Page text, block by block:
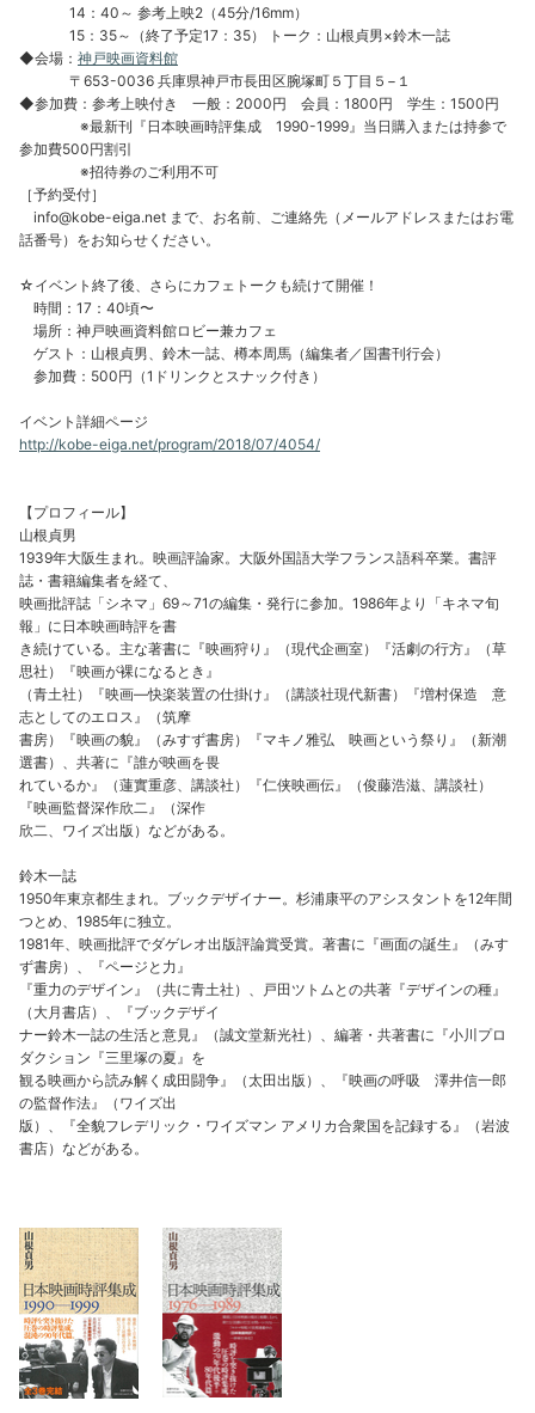
14：40～ 参考上映2（45分/16mm）
15：35～（終了予定17：35） トーク：山根貞男×鈴木一誌
◆会場： 神戸映画資料館
〒653-0036 兵庫県神戸市長田区腕塚町５丁目５−１
◆参加費：参考上映付き 一般：2000円 会員：1800円 学生：1500円
※最新刊『日本映画時評集成 1990-1999』当日購入または持参で
参加費500円割引
※招待券のご利用不可
［予約受付］
info@kobe-eiga.net まで、お名前、ご連絡先（メールアドレスまたはお電
話番号）をお知らせください。
☆イベント終了後、さらにカフェトークも続けて開催！
時間：17：40頃〜
場所：神戸映画資料館ロビー兼カフェ
ゲスト：山根貞男、鈴木一誌、樽本周馬（編集者／国書刊行会）
参加費：500円（1ドリンクとスナック付き）
イベント詳細ページ
http://kobe-eiga.net/program/2018/07/4054/
【プロフィール】
山根貞男
1939年大阪生まれ。映画評論家。大阪外国語大学フランス語科卒業。書評
誌・書籍編集者を経て、
映画批評誌「シネマ」69～71の編集・発行に参加。1986年より「キネマ旬
報」に日本映画時評を書
き続けている。主な著書に『映画狩り』（現代企画室）『活劇の行方』（草
思社）『映画が裸になるとき』
（青土社）『映画―快楽装置の仕掛け』（講談社現代新書）『増村保造 意
志としてのエロス』（筑摩
書房）『映画の貌』（みすず書房）『マキノ雅弘 映画という祭り』（新潮
選書）、共著に『誰が映画を畏
れているか』（蓮實重彦、講談社）『仁侠映画伝』（俊藤浩滋、講談社）
『映画監督深作欣二』（深作
欣二、ワイズ出版）などがある。
鈴木一誌
1950年東京都生まれ。ブックデザイナー。杉浦康平のアシスタントを12年間
つとめ、1985年に独立。
1981年、映画批評でダゲレオ出版評論賞受賞。著書に『画面の誕生』（みす
ず書房）、『ページと力』
『重力のデザイン』（共に青土社）、戸田ツトムとの共著『デザインの種』
（大月書店）、『ブックデザイ
ナー鈴木一誌の生活と意見』（誠文堂新光社）、編著・共著書に『小川プロ
ダクション『三里塚の夏』を
観る映画から読み解く成田闘争』（太田出版）、『映画の呼吸 澤井信一郎
の監督作法』（ワイズ出
版）、『全貌フレデリック・ワイズマン アメリカ合衆国を記録する』（岩波
書店）などがある。